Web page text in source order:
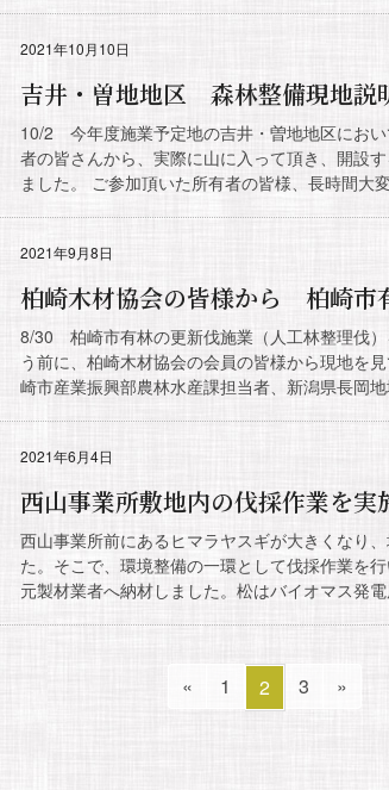
2021年10月10日
吉井・曽地地区 森林整備現地説
10/2 今年度施業予定地の吉井・曽地地区にお
者の皆さんから、実際に山に入って頂き、開設
ました。 ご参加頂いた所有者の皆様、長時間大
2021年9月8日
柏崎木材協会の皆様から 柏崎市
8/30 柏崎市有林の更新伐施業（人工林整理伐
う前に、柏崎木材協会の会員の皆様から現地を
崎市産業振興部農林水産課担当者、新潟県長岡
2021年6月4日
西山事業所敷地内の伐採作業を実
西山事業所前にあるヒマラヤスギが大きくなり
た。そこで、環境整備の一環として伐採作業を
元製材業者へ納材しました。松はバイオマス発電
«
ペ
1
ペ
ー
2
ペ
ー
3 »